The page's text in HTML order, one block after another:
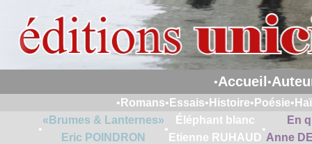
•Accueil •
• Romans• Essais• Histoire• Poésie•
•
«Brumes & Lanternes»
Eric POINDRON
•
Éléphant blanc
Etienne RUHAUD
•
En
Anne